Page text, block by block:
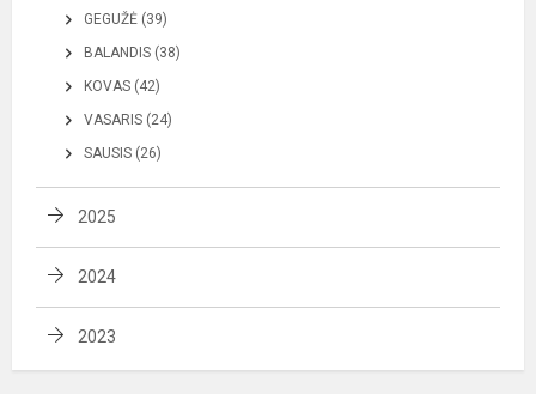
GEGUŽĖ (39)
BALANDIS (38)
KOVAS (42)
VASARIS (24)
SAUSIS (26)
2025
2024
2023